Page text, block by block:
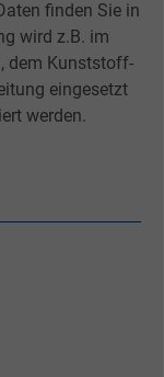
finden Sie in
wird z.B. im
dem Kunststoff-
eingesetzt
werden.